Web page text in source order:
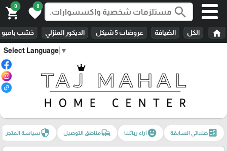
Select Language ▼
search
0
favorite
0
shopping_cart
home الكل الضيافة عروضات 5 شيكل الديكور المنزلي خشب بامبو
ballotطلباتي السابقة emoji_emotionsآراء زبائننا commuteمناطق التوصيل securityسياسة المتجر